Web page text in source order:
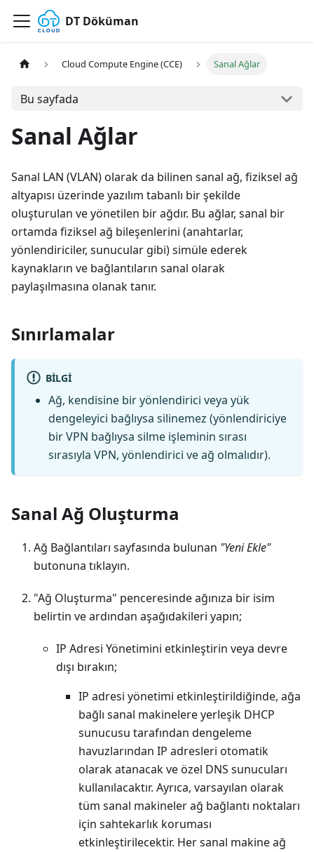
DT Döküman
Cloud Compute Engine (CCE) Sanal Ağlar
Bu sayfada
Sanal Ağlar
Sanal LAN (VLAN) olarak da bilinen sanal ağ, fiziksel ağ
altyapısı üzerinde yazılım tabanlı bir şekilde
oluşturulan ve yönetilen bir ağdır. Bu ağlar, sanal bir
ortamda fiziksel ağ bileşenlerini (anahtarlar,
yönlendiriciler, sunucular gibi) simüle ederek
kaynakların ve bağlantıların sanal olarak
paylaşılmasına olanak tanır.
Sınırlamalar
BILGI
Ağ, kendisine bir yönlendirici veya yük
dengeleyici bağlıysa silinemez (yönlendiriciye
bir VPN bağlıysa silme işleminin sırası
sırasıyla VPN, yönlendirici ve ağ olmalıdır).
Sanal Ağ Oluşturma
Ağ Bağlantıları sayfasında bulunan "Yeni Ekle"
butonuna tıklayın.
"Ağ Oluşturma" penceresinde ağınıza bir isim
belirtin ve ardından aşağıdakileri yapın;
IP Adresi Yönetimini etkinleştirin veya devre
dışı bırakın;
IP adresi yönetimi etkinleştirildiğinde, ağa
bağlı sanal makinelere yerleşik DHCP
sunucusu tarafından dengeleme
havuzlarından IP adresleri otomatik
olarak atanacak ve özel DNS sunucuları
kullanılacaktır. Ayrıca, varsayılan olarak
tüm sanal makineler ağ bağlantı noktaları
için sahtekarlık koruması
etkinleştirilecektir. Her sanal makine ağ